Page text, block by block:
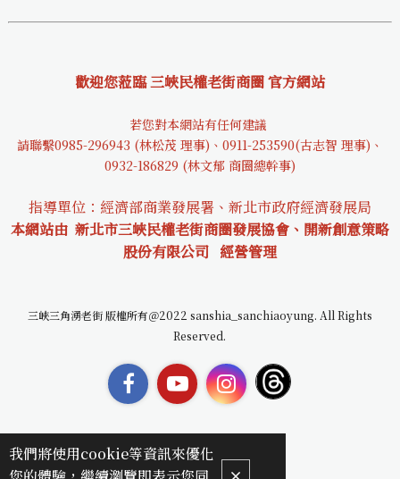
歡迎您蒞臨 三峽民權老街商圈 官方網站
若您對本網站有任何建議
請聯繫0985-296943 (林松茂 理事)、0911-253590(古志智 理事)、
0932-186829 (林文郁 商圈總幹事)
指導單位：經濟部商業發展署、新北市政府經濟發展局
本網站由 新北市三峽民權老街商圈發展協會、開新創意策略
股份有限公司 經營管理
三峽三角湧老街 版權所有＠2022 sanshia_sanchiaoyung. All Rights
Reserved.
我們將使用cookie等資訊來優化